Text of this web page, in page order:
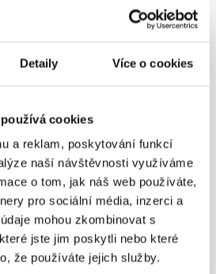
Detaily Více o cookies
cookies
a reklam, poskytování funkcí
naší návštěvnosti využíváme
o tom, jak náš web používáte,
pro sociální média, inzerci a
mohou zkombinovat s
jste jim poskytli nebo které
že používáte jejich služby.
% z čistého zisku. Ne ale více než 5 % z
Každý rok je do rezervního fondu potřeba
stanovách společnosti. Celkové prostředky
O použití rezervního fondu v
rozhodují jednatelé společnosti či
akciové společnosti je obdobné jako u
Minimální výše odvodu do
roce dána hranicí 20 % z čistého
10 % hodnoty základního kapitálu).
o 5 % z čistého zisku nebo o částku
či stanovami. O použití rezervního